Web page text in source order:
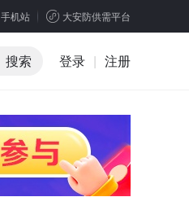
手机站 大安防供需平台
搜索 登录 | 注册